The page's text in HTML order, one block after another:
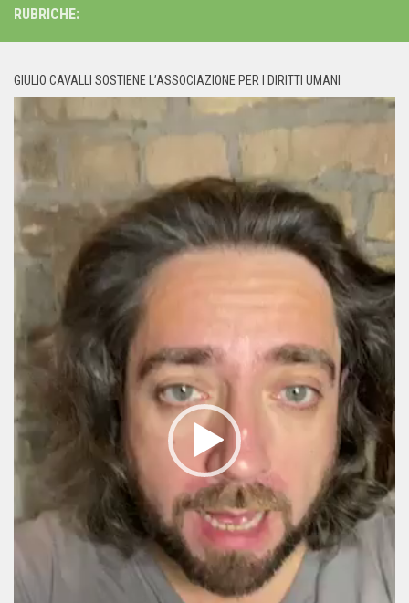
RUBRICHE:
GIULIO CAVALLI SOSTIENE L’ASSOCIAZIONE PER I DIRITTI UMANI